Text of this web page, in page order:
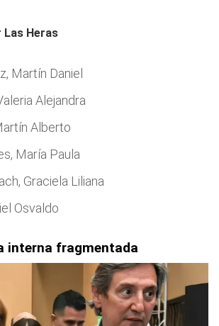
Heras
Martín Daniel
Alejandra
Alberto
María Paula
Graciela Liliana
Osvaldo
interna fragmentada